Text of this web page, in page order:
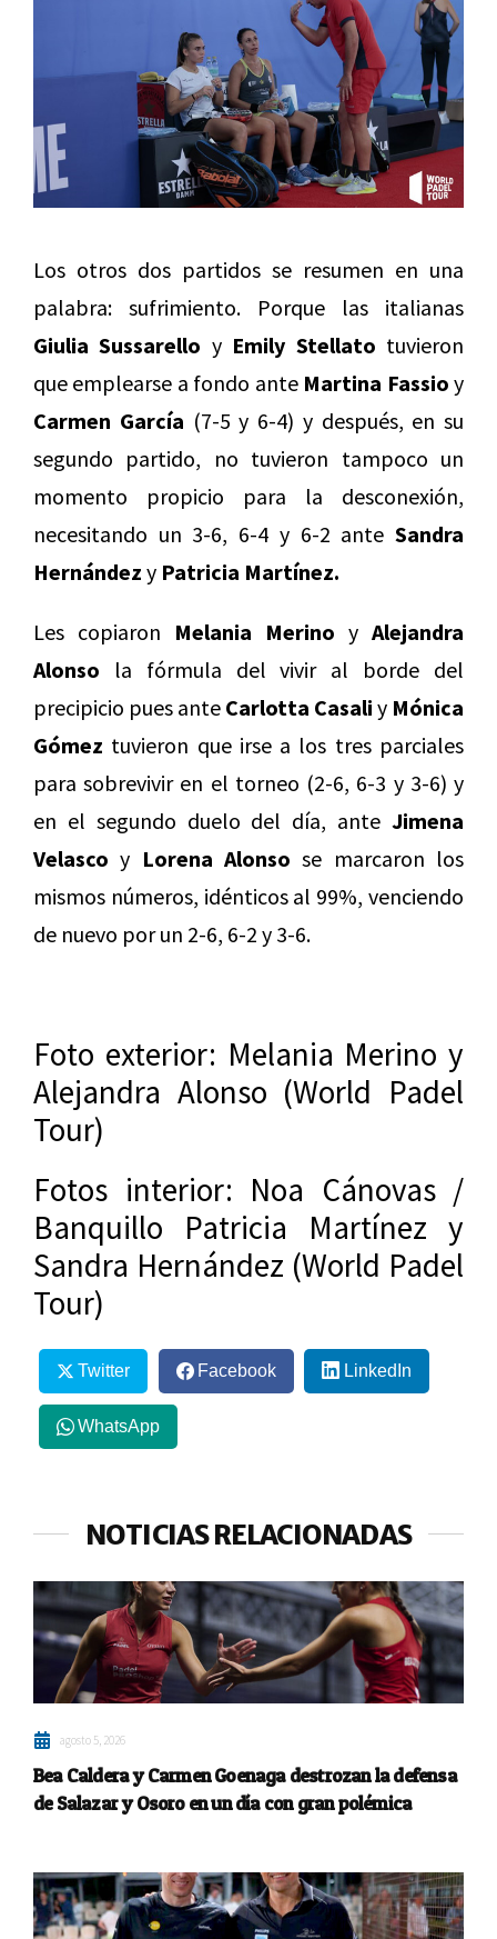
Los otros dos partidos se resumen en una
palabra: sufrimiento. Porque las italianas
Giulia Sussarello y Emily Stellato tuvieron
que emplearse a fondo ante Martina Fassio y
Carmen García (7-5 y 6-4) y después, en su
segundo partido, no tuvieron tampoco un
momento propicio para la desconexión,
necesitando un 3-6, 6-4 y 6-2 ante Sandra
Hernández y Patricia Martínez.
Les copiaron Melania Merino y Alejandra
Alonso la fórmula del vivir al borde del
precipicio pues ante Carlotta Casali y Mónica
Gómez tuvieron que irse a los tres parciales
para sobrevivir en el torneo (2-6, 6-3 y 3-6) y
en el segundo duelo del día, ante Jimena
Velasco y Lorena Alonso se marcaron los
mismos números, idénticos al 99%, venciendo
de nuevo por un 2-6, 6-2 y 3-6.
Foto exterior: Melania Merino y
Alejandra Alonso (World Padel
Tour)
Fotos interior: Noa Cánovas /
Banquillo Patricia Martínez y
Sandra Hernández (World Padel
Tour)
Twitter Facebook LinkedIn
WhatsApp
NOTICIAS RELACIONADAS
agosto 5, 2026
Bea Caldera y Carmen Goenaga destrozan la defensa
de Salazar y Osoro en un día con gran polémica